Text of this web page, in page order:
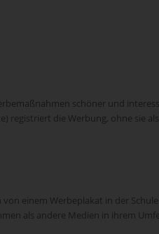
schöner und
registriert die Werbung, ohne sie
einem Werbeplakat in der
als andere Medien in ihrem